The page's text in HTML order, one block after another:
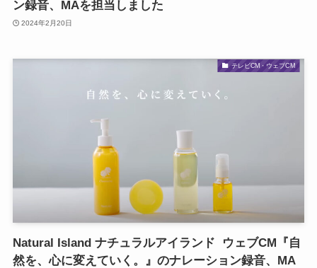
ン録音、MAを担当しました
2024年2月20日
テレビCM・ウェブCM
Natural Island ナチュラルアイランド ウェブCM『自
然を、心に変えていく。』のナレーション録音、MA